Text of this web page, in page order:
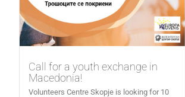
Call for a youth exchange in
Macedonia!
Volunteers Centre Skopje is looking for 10